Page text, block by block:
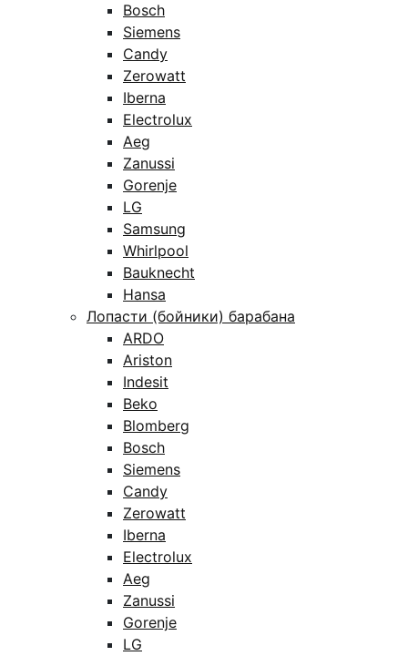
Bosch
Siemens
Candy
Zerowatt
Iberna
Electrolux
Aeg
Zanussi
Gorenje
LG
Samsung
Whirlpool
Bauknecht
Hansa
Лопасти (бойники) барабана
ARDO
Ariston
Indesit
Beko
Blomberg
Bosch
Siemens
Candy
Zerowatt
Iberna
Electrolux
Aeg
Zanussi
Gorenje
LG